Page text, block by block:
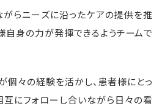
らニーズに沿ったケアの提供を推
自身の力が発揮できるようチームで
個々の経験を活かし、患者様にとっ
互にフォローし合いながら日々の看